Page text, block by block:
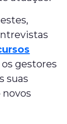
gestores
suas